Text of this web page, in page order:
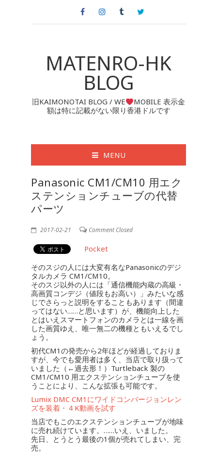
MATENRO-HK
BLOG
旧KAIMONOTAI BLOG / WE
MOBILE 表示金
額は特に記載がない限り香港ドルです
MENU
Panasonic CM1/CM10 用エク
ステンションチューブの代替
パーツ
2017-02-21 Comment Closed
Pocket
そのスジの人には大変有名なPanasonicのデジ
タルカメラ CM1/CM10。
そのスジ以外の人には「通信機能内蔵の高級・
高画質コンデジ（値段もお高い）」みたいな感
じでさらっと説明をすることもあります（間違
ってはない……と思います）が、機能向上した
とはいえスマートフォンのカメラとは一線を画
した画質ゆえ、唯一無二の機種ともいえるでし
ょう。
初代CM1の発売から2年ほどが経過しておりま
すが、今でも愛用者は多く、当店で取り扱って
いました（←過去形！）Turtleback 製の
CM1/CM10 用エクステンションチューブを使
うことにより、こんな拡張も可能です。
Lumix DMC CM1にワイドコンバージョンレン
ズを装着・４K動画を試す
当店でもこのエクステンションチューブが地味
に売れ続けています。……いえ、いました。
先日、とうとう最後の1個が売れてしまい、完
売。